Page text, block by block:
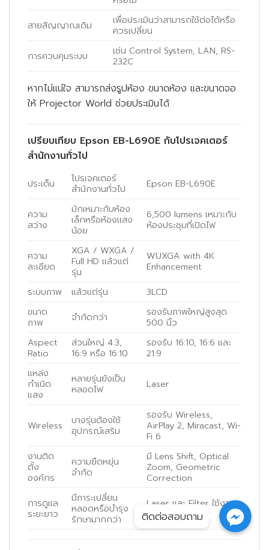
สายสัญญาณเดิม
เพื่อประเมินว่าสามารถใช้ต่อได้หรือ
ควรเปลี่ยน
การควบคุมระบบ
เช่น Control System, LAN, RS-
232C
หากไม่แน่ใจ สามารถส่งรูปห้อง ขนาดห้อง และขนาดจอ
ให้ Projector World ช่วยประเมินได้
เปรียบเทียบ Epson EB-L690E กับโปรเจคเตอร์
สำนักงานทั่วไป
ประเด็น
โปรเจคเตอร์
สำนักงานทั่วไป
Epson EB-L690E
ความ
สว่าง
มักเหมาะกับห้อง
เล็กหรือห้องแสง
น้อย
6,500 lumens เหมาะกับ
ห้องประชุมที่เปิดไฟ
ความ
ละเอียด
XGA / WXGA /
Full HD แล้วแต่
รุ่น
WUXGA with 4K
Enhancement
ระบบภาพ
แล้วแต่รุ่น
3LCD
ขนาด
ภาพ
จำกัดกว่า
รองรับภาพใหญ่สูงสุด
500 นิ้ว
Aspect
Ratio
ส่วนใหญ่ 4:3,
16:9 หรือ 16:10
รองรับ 16:10, 16:6 และ
21:9
แหล่ง
กำเนิด
แสง
หลายรุ่นยังเป็น
หลอดไฟ
Laser
Wireless
บางรุ่นต้องใช้
อุปกรณ์เสริม
รองรับ Wireless,
AirPlay 2, Miracast, Wi-
Fi 6
งานติด
ตั้ง
องค์กร
ความยืดหยุ่น
จำกัด
มี Lens Shift, Optical
Zoom, Geometric
Correction
การดูแล
ระยะยาว
มีภาระเปลี่ยน
หลอดหรือบำรุง
รักษามากกว่า
Laser และ Filter ใช้งาน
ยาวนาน
ติดต่อสอบถาม